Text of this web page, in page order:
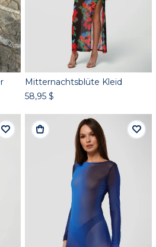
Mitternachtsblüte Kleid
58,95 $